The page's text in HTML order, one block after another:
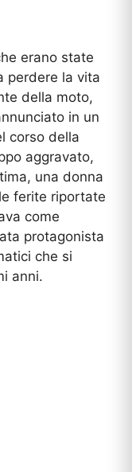
erano state
perdere la vita
della moto,
in un
corso della
aggravato,
una donna
ferite riportate
come
protagonista
che si
anni.